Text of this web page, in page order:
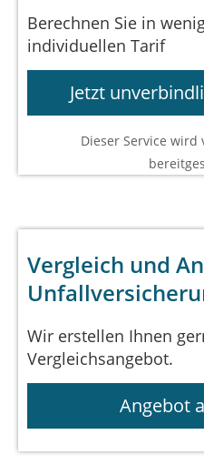
Berechnen Sie in
individuellen Tarif
Jetzt
Dieser Service
Vergleich und
Wir erstellen Ihnen
Vergleichsangebot.
Angebot